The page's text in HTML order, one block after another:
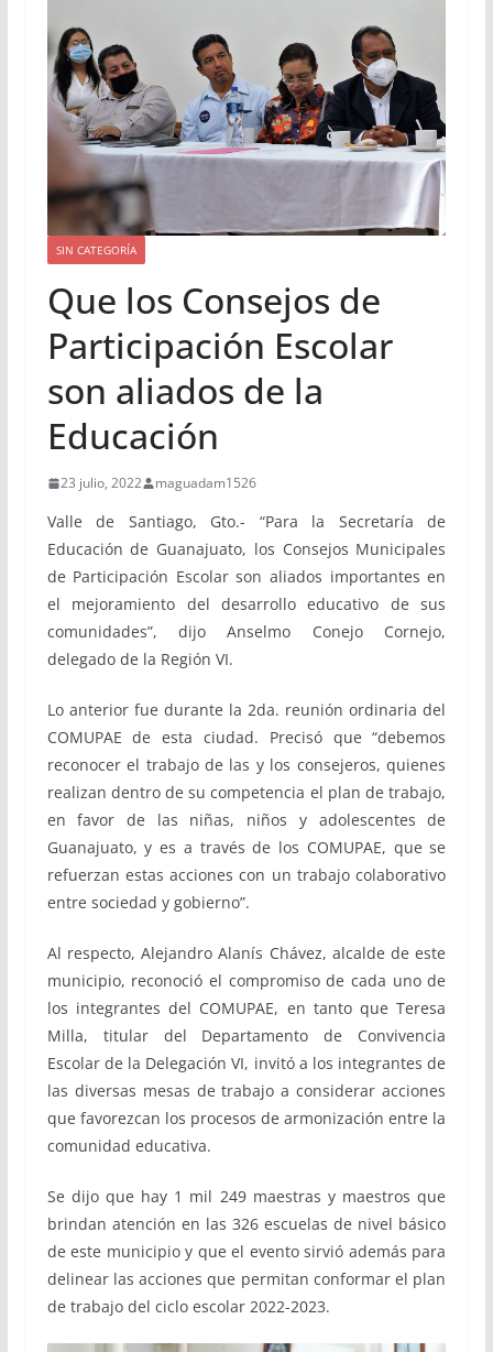
SIN CATEGORÍA
Que los Consejos de
Participación Escolar
son aliados de la
Educación
23 julio, 2022 maguadam1526
Valle de Santiago, Gto.- “Para la Secretaría de
Educación de Guanajuato, los Consejos Municipales
de Participación Escolar son aliados importantes en
el mejoramiento del desarrollo educativo de sus
comunidades”, dijo Anselmo Conejo Cornejo,
delegado de la Región VI.
Lo anterior fue durante la 2da. reunión ordinaria del
COMUPAE de esta ciudad. Precisó que “debemos
reconocer el trabajo de las y los consejeros, quienes
realizan dentro de su competencia el plan de trabajo,
en favor de las niñas, niños y adolescentes de
Guanajuato, y es a través de los COMUPAE, que se
refuerzan estas acciones con un trabajo colaborativo
entre sociedad y gobierno”.
Al respecto, Alejandro Alanís Chávez, alcalde de este
municipio, reconoció el compromiso de cada uno de
los integrantes del COMUPAE, en tanto que Teresa
Milla, titular del Departamento de Convivencia
Escolar de la Delegación VI, invitó a los integrantes de
las diversas mesas de trabajo a considerar acciones
que favorezcan los procesos de armonización entre la
comunidad educativa.
Se dijo que hay 1 mil 249 maestras y maestros que
brindan atención en las 326 escuelas de nivel básico
de este municipio y que el evento sirvió además para
delinear las acciones que permitan conformar el plan
de trabajo del ciclo escolar 2022-2023.